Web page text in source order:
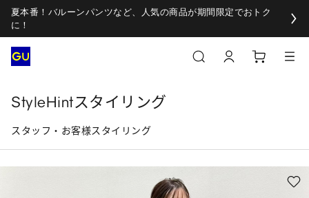
夏本番！バルーンパンツなど、人気の商品が期間限定でおトク
に！
StyleHintスタイリング
スタッフ・お客様スタイリング